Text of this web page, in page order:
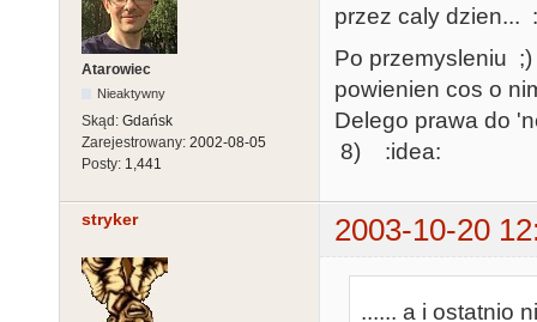
Atarowiec
Nieaktywny
Skąd: Gdańsk
Zarejestrowany: 2002-08-05
Posty: 1,441
przez caly dzien...
Po przemysleniu
powienien cos o
Delego prawa do
8) :idea:
stryker 2003-10-20
...... a i ostatnio